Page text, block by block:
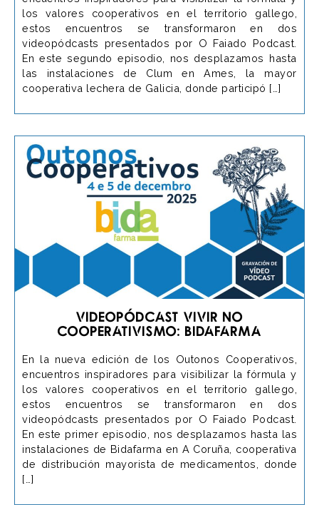
los valores cooperativos en el territorio gallego,
estos encuentros se transformaron en dos
videopódcasts presentados por O Faiado Podcast.
En este segundo episodio, nos desplazamos hasta
las instalaciones de Clum en Ames, la mayor
cooperativa lechera de Galicia, donde participó […]
Videopódcast Vivir no
cooperativismo: Bidafarma
En la nueva edición de los Outonos Cooperativos,
encuentros inspiradores para visibilizar la fórmula y
los valores cooperativos en el territorio gallego,
estos encuentros se transformaron en dos
videopódcasts presentados por O Faiado Podcast.
En este primer episodio, nos desplazamos hasta las
instalaciones de Bidafarma en A Coruña, cooperativa
de distribución mayorista de medicamentos, donde
[…]